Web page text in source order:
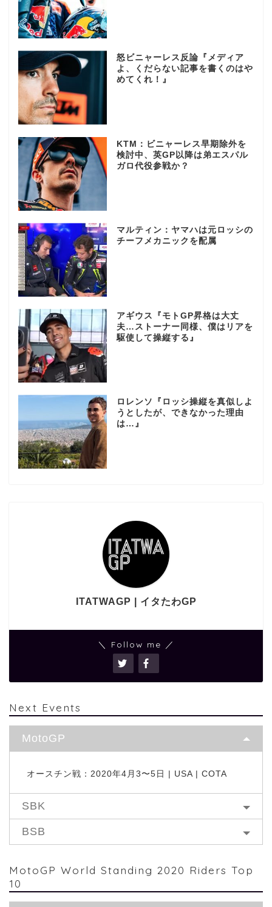
怒ビニャーレス反論『メディア
よ、くだらない記事を書くのはや
めてくれ！』
KTM：ビニャーレス早期除外を
検討中、英GP以降は弟エスパル
ガロ代役参戦か？
マルティン：ヤマハは元ロッシの
チーフメカニックを配属
アギウス『モトGP昇格は大丈
夫…ストーナー同様、僕はリアを
駆使して操縦する』
ロレンソ『ロッシ操縦を真似しよ
うとしたが、できなかった理由
は…』
ITATWAGP | イタたわGP
＼ Follow me ／
Next Events
MotoGP
オースチン戦：2020年4月3〜5日 | USA | COTA
SBK
BSB
MotoGP World Standing 2020 Riders Top
10